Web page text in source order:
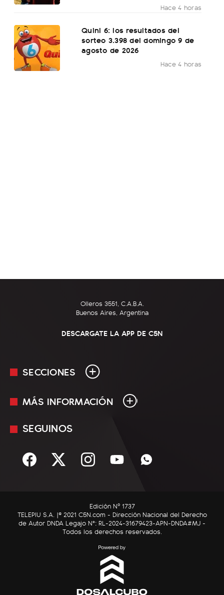
Hace 4 horas
Quini 6: los resultados del
sorteo 3.398 del domingo 9 de
agosto de 2026
Hace 4 horas
Olleros 3551, C.A.B.A.
Buenos Aires, Argentina
DESCARGATE LA APP DE C5N
SECCIONES
En Vivo
Sociedad
C5N Autos
RatingCero
MÁS INFORMACIÓN
Mediakit
Términos y condiciones
SEGUINOS
Edición Nº 1737
TELEPIU S.A. |© 2021 C5N.com - Dirección Nacional del Derecho
de Autor DNDA Legajo N°: RL-2024-31679423-APN-DNDA#MJ -
Todos los derechos reservados.